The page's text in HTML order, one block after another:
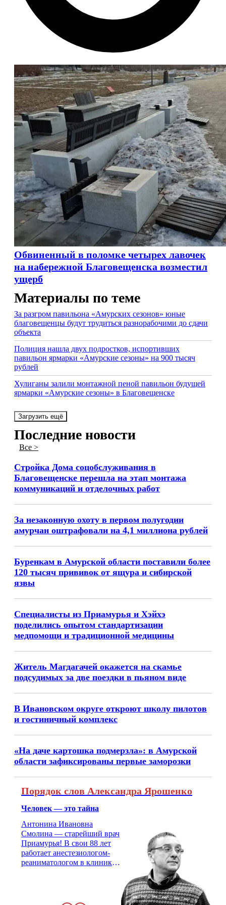
Обвиненный в поломке четырех лавочек
на набережной Благовещенска возместил
ущерб
Материалы по теме
За разгром павильона «Амурских сезонов» юные
благовещенцы будут трудиться разнорабочими до сдачи
объекта
Полиция нашла двух подростков, испортивших
павильон ярмарки «Амурские сезоны» на 900 тысяч
рублей
Хулиганы залили монтажной пеной павильон будущей
ярмарки «Амурские сезоны» в Благовещенске
Загрузить ещё
Последние новости
Все >
Стройка Дома соцобслуживания в
Благовещенске перешла на этап монтажа
коммуникаций и отделочных работ
За незаконную охоту в первом полугодии
амурчан оштрафовали на 4,1 миллиона рублей
Буренкам в Амурской области поставили более
120 тысяч прививок от ящура и сибирской
язвы
Специалисты из Приамурья и Хэйхэ
поделились опытом стандартизации
медпомощи и традиционной медицины
Житель Магдагачей окажется на скамье
подсудимых за две поездки в пьяном виде
В Ивановском округе откроют школу пилотов
и гостиничный комплекс
«На даче картошка подмерзла»: в Амурской
области зафиксированы первые заморозки
Порядок слов Александра Ярошенко
Человек — это тайна
Антонина Ивановна
Смолина — старейший врач
Приамурья! В свои 88 лет
работает анестезиологом-
реаниматологом в клинике
стажем о жизни, смерти